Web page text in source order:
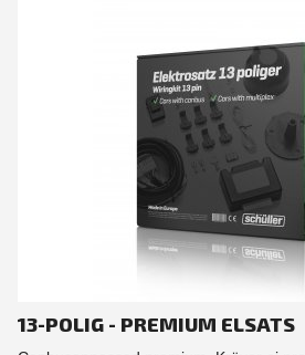
13-POLIG - PREMIUM ELSATS